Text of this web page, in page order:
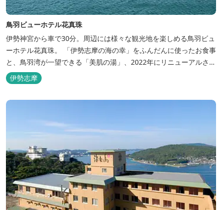
鳥羽ビューホテル花真珠
伊勢神宮から車で30分。周辺には様々な観光地を楽しめる鳥羽ビュ
ーホテル花真珠。 「伊勢志摩の海の幸」をふんだんに使ったお食事
と、鳥羽湾が一望できる「美肌の湯」、2022年にリニューアルされ
た客室で、五感から体と心を癒やします。 【お部屋】 近年リニュ
ーアルした過ごしやすいお部屋で、親子3世代で楽しめるお部屋に
伊勢志摩